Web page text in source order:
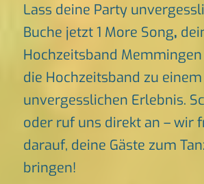
Lass deine Party
Buche jetzt 1 More Song,
Hochzeitsband
die Hochzeitsband zu einem
unvergesslichen Erlebnis.
oder ruf uns direkt an – wir
darauf, deine Gäste zum
bringen!